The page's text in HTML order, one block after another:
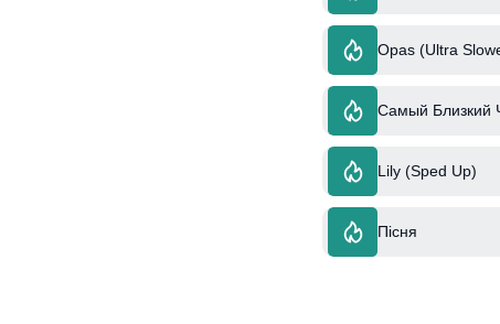
Opas (Ultra
Самый Близкий
Lily (Sped Up)
Пісня